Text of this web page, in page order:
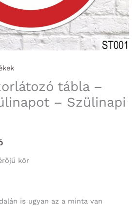
tábla –
– Szülinapi
kör
is ugyan az a minta van